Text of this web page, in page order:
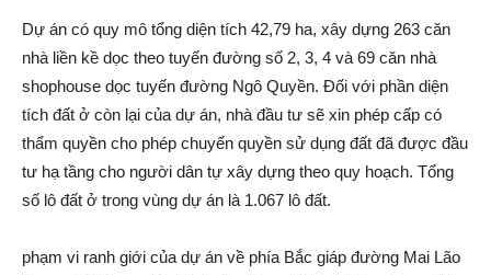
Dự án có quy mô tổng diện tích 42,79 ha, xây dựng 263 căn
nhà liền kề dọc theo tuyến đường số 2, 3, 4 và 69 căn nhà
shophouse dọc tuyến đường Ngô Quyền. Đối với phần diện
tích đất ở còn lại của dự án, nhà đầu tư sẽ xin phép cấp có
thẩm quyền cho phép chuyển quyền sử dụng đất đã được đầu
tư hạ tầng cho người dân tự xây dựng theo quy hoạch. Tổng
số lô đất ở trong vùng dự án là 1.067 lô đất.
phạ‌m vi ranh giới của dự án về phía Bắc giáp đường Mai Lão